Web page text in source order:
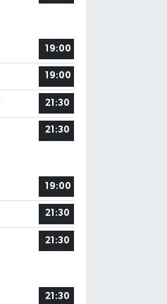
19:00
19:00
21:30
21:30
19:00
21:30
21:30
21:30